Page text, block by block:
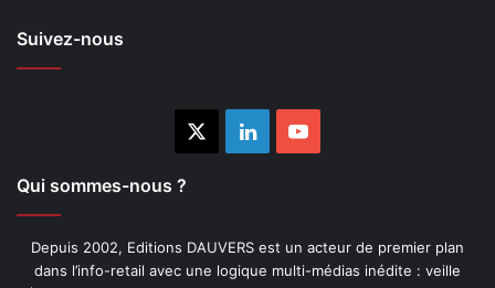
Suivez-nous
LinkedinYouTube
Qui sommes-nous ?
Depuis 2002, Editions DAUVERS est un acteur de premier plan
dans l’info-retail avec une logique multi-médias inédite : veille